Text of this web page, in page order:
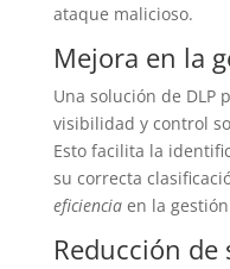
ataque malicioso.
Mejora en la
Una solución de DLP
visibilidad y control
Esto facilita la
su correcta
eficienciaen la
Reducción